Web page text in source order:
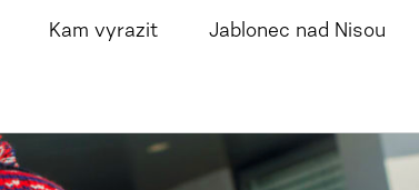
Kam vyrazit Jablonec nad Nisou